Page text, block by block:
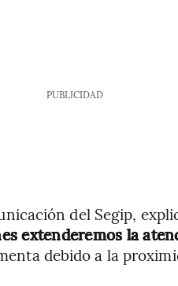
PUBLICIDAD
del Segip,
extenderemos la
debido a la